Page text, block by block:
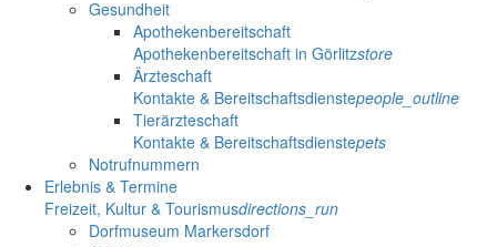
Gesundheit
Apothekenbereitschaft
Apothekenbereitschaft in Görlitzstore
Ärzteschaft
Kontakte & Bereitschaftsdienstepeople_outline
Tierärzteschaft
Kontakte & Bereitschaftsdienstepets
Notrufnummern
Erlebnis & Termine
Freizeit, Kultur & Tourismusdirections_run
Dorfmuseum Markersdorf